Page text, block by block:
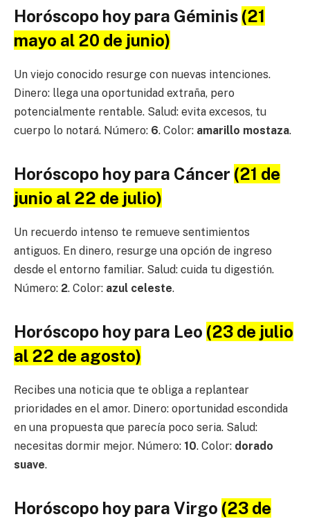
Horóscopo hoy para Géminis (21
mayo al 20 de junio)
Un viejo conocido resurge con nuevas intenciones.
Dinero: llega una oportunidad extraña, pero
potencialmente rentable. Salud: evita excesos, tu
cuerpo lo notará. Número: 6. Color: amarillo mostaza.
Horóscopo hoy para Cáncer (21 de
junio al 22 de julio)
Un recuerdo intenso te remueve sentimientos
antiguos. En dinero, resurge una opción de ingreso
desde el entorno familiar. Salud: cuida tu digestión.
Número: 2. Color: azul celeste.
Horóscopo hoy para Leo (23 de julio
al 22 de agosto)
Recibes una noticia que te obliga a replantear
prioridades en el amor. Dinero: oportunidad escondida
en una propuesta que parecía poco seria. Salud:
necesitas dormir mejor. Número: 10. Color: dorado
suave.
Horóscopo hoy para Virgo (23 de